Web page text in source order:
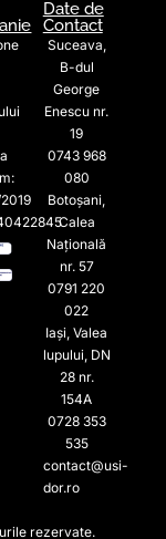
Date de
Contact
Suceava,
B-dul
George
Enescu nr.
19
0743 968
080
Botoșani,
Calea
Națională
nr. 57
0791 220
022​
Iași, Valea
lupului, DN
28 nr.
154A
0728 353
535​
contact@usi-
dor.ro
rezervate.